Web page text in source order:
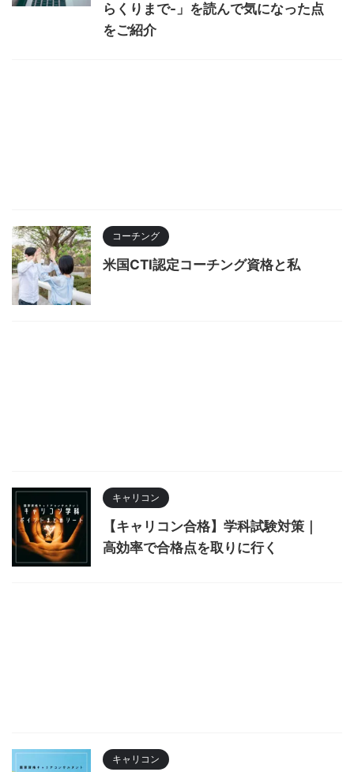
らくりまで-」を読んで気になった点
をご紹介
コーチング
米国CTI認定コーチング資格と私
キャリコン
【キャリコン合格】学科試験対策｜
高効率で合格点を取りに行く
キャリコン